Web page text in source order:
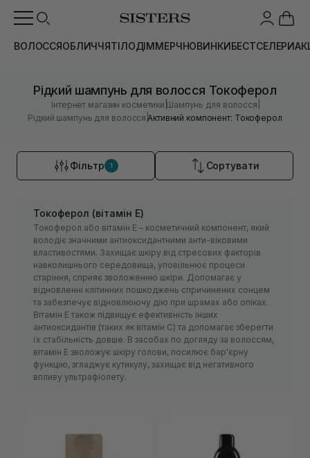
ВОЛОССЯОБЛИЧЧЯТІЛОДІММЕРЧНОВИНКИБЕСТСЕЛЕРИ
Рідкий шампунь для волосся Токоферол
Інтернет магазин косметики |Шампунь для волосся
Рідкий шампунь для волосся |Активний компонент: Токоферол
Фільтр 1 Сортувати
Токоферол (вітамін Е)
Токоферол або вітамін Е – косметичний компонент, який
володіє значними антиоксидантними анти-віковими
властивостями. Захищає шкіру від стресових факторів
навколишнього середовища, уповільнює процеси
старіння, сприяє зволоженню шкіри. Допомагає у
відновленні клітинних пошкоджень спричинених сонцем
та забезпечує відновлюючу дію при шрамах або опіках.
Вітамін Е також підвищує ефективність інших
антиоксидантів (таких як вітамін С) та допомагає зберегти
їх стабільність довше. В засобах по догляду за волоссям,
вітамін Е зволожує шкіру голови, посилює бар'єрну
функцію, згладжує кутикулу, захищає від негативного
впливу ультрафіолету.